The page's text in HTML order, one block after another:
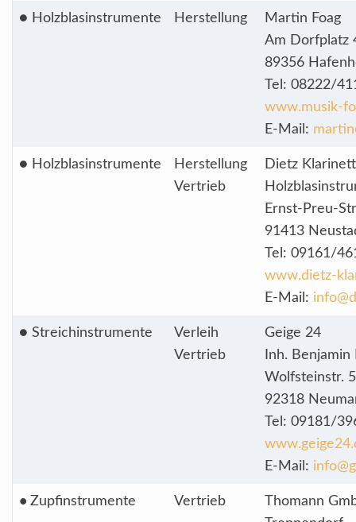
● Holzblasinstrumente Herstellung
Martin Foag
Am Dorfplatz
89356
Tel: 08222/
www.musik-
E-Mail:
● Holzblasinstrumente
Herstellung
Vertrieb
Dietz
Ernst-Preu-
91413
Tel: 09161/
www.dietz-
E-Mail:
● Streichinstrumente
Verleih
Vertrieb
Geige 24
Inh. Benjamin
Wolfsteinstr.
92318
Tel: 09181/
E-Mail:
• Zupfinstrumente Vertrieb
Thomann